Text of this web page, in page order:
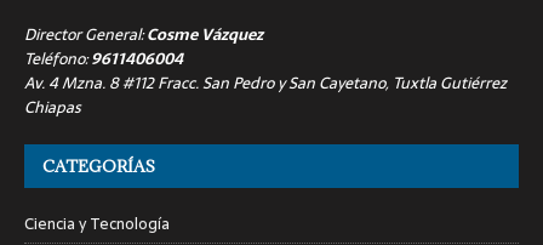
Director General:Cosme Vázquez
Teléfono:9611406004
Av. 4 Mzna. 8 #112 Fracc. San Pedro y San Cayetano, Tuxtla Gutiérrez
Chiapas
CATEGORÍAS
Ciencia y Tecnología